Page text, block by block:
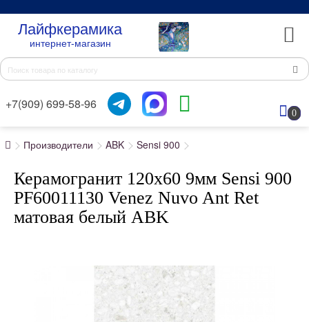
Лайфкерамика
интернет-магазин
+7(909) 699-58-96
0
Производители ABK Sensi 900
Керамогранит 120x60 9мм Sensi 900
PF60011130 Venez Nuvo Ant Ret
матовая белый ABK